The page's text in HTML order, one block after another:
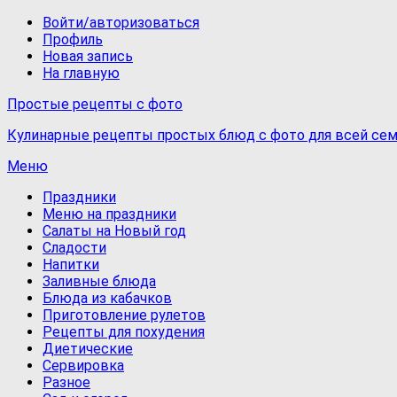
Войти/авторизоваться
Профиль
Новая запись
На главную
Простые рецепты с фото
Кулинарные рецепты простых блюд с фото для всей
Меню
Праздники
Меню на праздники
Салаты на Новый год
Сладости
Напитки
Заливные блюда
Блюда из кабачков
Приготовление рулетов
Рецепты для похудения
Диетические
Сервировка
Разное